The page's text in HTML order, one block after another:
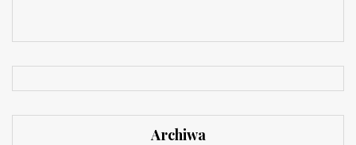
Archiwa